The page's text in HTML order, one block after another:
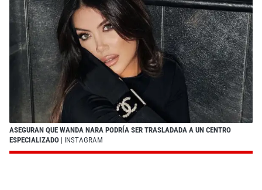
ASEGURAN QUE WANDA NARA PODRÍA SER TRASLADADA A UN CENTRO
ESPECIALIZADO | INSTAGRAM